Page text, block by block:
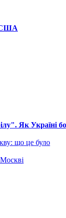
США
Як Україні
що це було